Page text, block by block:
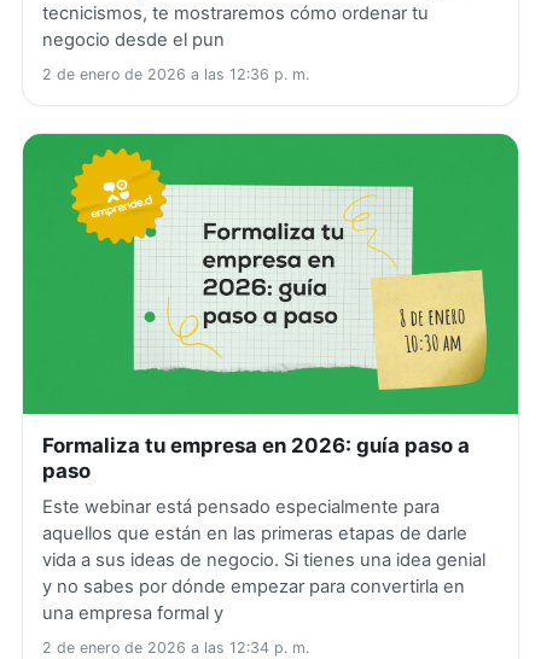
tecnicismos, te mostraremos cómo ordenar tu
negocio desde el pun
2 de enero de 2026 a las 12:36 p. m.
Formaliza tu empresa en 2026: guía paso a
paso
Este webinar está pensado especialmente para
aquellos que están en las primeras etapas de darle
vida a sus ideas de negocio. Si tienes una idea genial
y no sabes por dónde empezar para convertirla en
una empresa formal y
2 de enero de 2026 a las 12:34 p. m.